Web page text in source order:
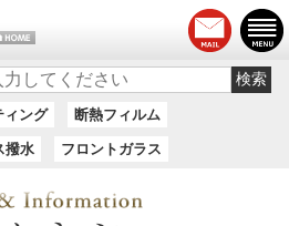
ィング 断熱フィルム
撥水 フロントガラス